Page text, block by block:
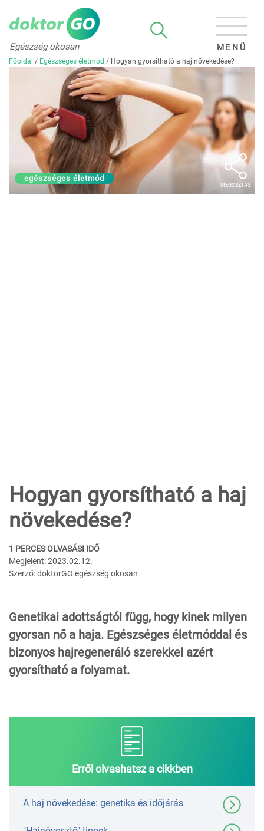
Egészség okosan MENÜ
Főoldal / Egészséges életmód / Hogyan gyorsítható a haj növekedése?
egészséges életmód
MEGOSZTÁS
Hogyan gyorsítható a haj
növekedése?
1 PERCES OLVASÁSI IDŐ
Megjelent: 2023.02.12.
Szerző: doktorGO egészség okosan
Genetikai adottságtól függ, hogy kinek milyen
gyorsan nő a haja. Egészséges életmóddal és
bizonyos hajregeneráló szerekkel azért
gyorsítható a folyamat.
Erről olvashatsz a cikkben
A haj növekedése: genetika és időjárás